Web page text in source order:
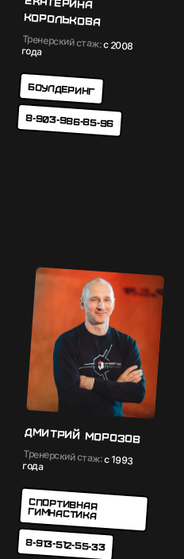
Королькова
Тренерский стаж:с 2008
года
Боулдеринг
8-903-986-85-96
Дмитрий Морозов
Тренерский стаж:с 1993
года
Cпортивная
гимнастика
8-913-512-55-33